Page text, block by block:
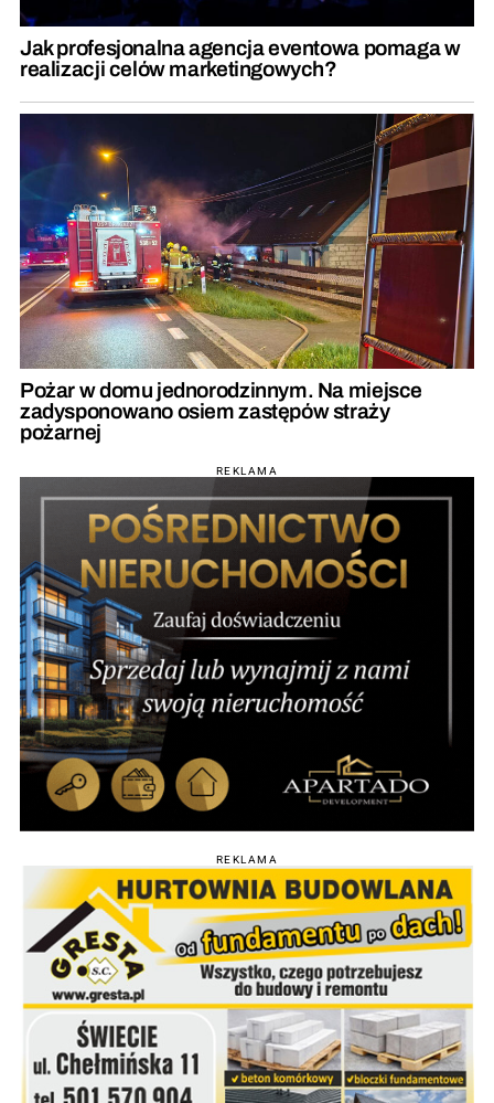
Jak profesjonalna agencja eventowa pomaga w
realizacji celów marketingowych?
Pożar w domu jednorodzinnym. Na miejsce
zadysponowano osiem zastępów straży
pożarnej
REKLAMA
REKLAMA